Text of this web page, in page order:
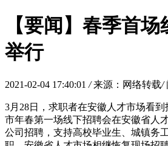
【要闻】春季首
举行
2021-02-04 17:40:01/ 来源：网络转载/
3月28日，求职者在安徽人才市场看
市年春第一场线下招聘会在安徽省人
公司招聘，支持高校毕业生、城镇务